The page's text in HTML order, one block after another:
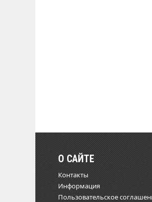
О САЙТЕ
Контакты
Информация
Пользовательское